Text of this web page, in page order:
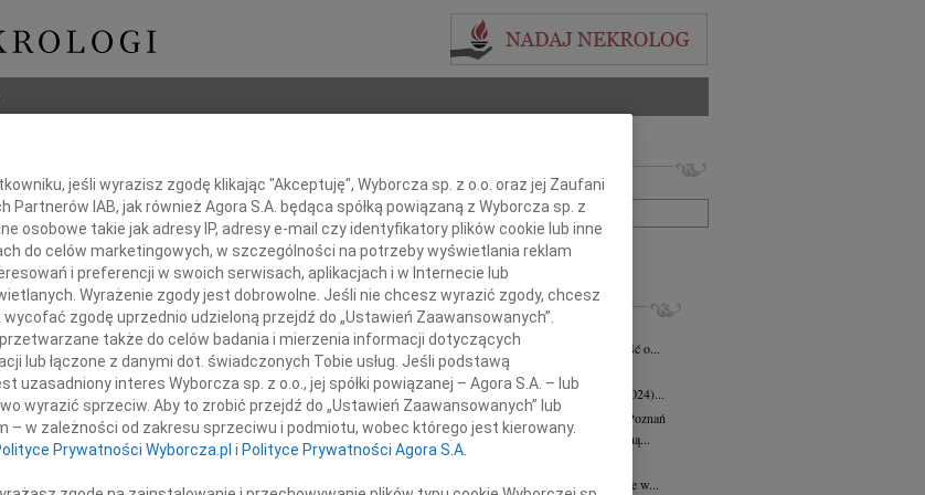
roku zmarł w Poznaniu,
chorobie,
Brat
Imię i nazwisko lub numer ogłoszenia:
+ szukanie zaawansowane
INNE NEKROLOGI
Elżbieta Fikus 05.08.2026Poznań
Z głębokim smutkiem przyjęliśmy wiadomość o...
Alina Augustynowicz
Alina Augustynowicz z domu Hinz (1979-2024)...
Małgorzata Oleśkowicz-Popiel
Poznań
Z głębokim smutkiem żegnamy naszą wybitną...
Witold Szulc
Z głębokim żalem przyjęliśmy wiadomość, że w...
jeśli wyrazisz zgodę klikając "Akceptuję", Wyborcza sp. z o.o. oraz jej Zaufani
Partnerów IAB, jak również Agora S.A. będąca spółką powiązaną z Wyborcza sp. z
osobowe takie jak adresy IP, adresy e-mail czy identyfikatory plików cookie lub inne
do celów marketingowych, w szczególności na potrzeby wyświetlania reklam
i preferencji w swoich serwisach, aplikacjach i w Internecie lub
Wyrażenie zgody jest dobrowolne. Jeśli nie chcesz wyrazić zgody, chcesz
zgodę uprzednio udzieloną przejdź do „Ustawień Zaawansowanych”.
także do celów badania i mierzenia informacji dotyczących
lub łączone z danymi dot. świadczonych Tobie usług. Jeśli podstawą
uzasadniony interes Wyborcza sp. z o.o., jej spółki powiązanej – Agora S.A. – lub
wyrazić sprzeciw. Aby to zrobić przejdź do „Ustawień Zaawansowanych” lub
w zależności od zakresu sprzeciwu i podmiotu, wobec którego jest kierowany.
Prywatności Wyborcza.pl i Polityce Prywatności Agora S.A.